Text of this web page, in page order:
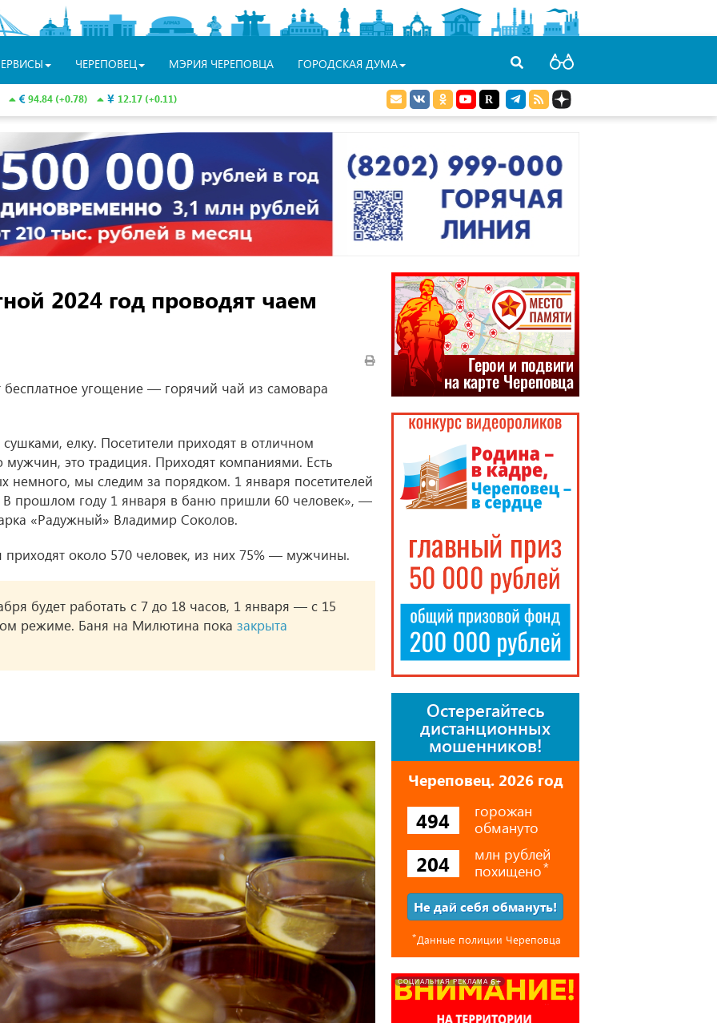
ЧЕРЕПОВЕЦ МЭРИЯ ЧЕРЕПОВЦА ГОРОДСКАЯ ДУМА
94.84 (+0.78) 12.17 (+0.11)
2024 год проводят чаем
бесплатное угощение — горячий чай из самовара
елку. Посетители приходят в отличном
это традиция. Приходят компаниями. Есть
немного, мы следим за порядком. 1 января посетителей
В прошлом году 1 января в баню пришли 60 человек», —
«Радужный» Владимир Соколов.
приходят около 570 человек, из них 75% — мужчины.
будет работать с 7 до 18 часов, 1 января — с 15
режиме. Баня на Милютина пока закрыта
Остерегайтесь
дистанционных
мошенников!
Череповец. 2026 год
494
горожан
обмануто
204
млн рублей
похищено⃰
Не дай себя обмануть!
⃰Данные полиции Череповца
СОЦИАЛЬНАЯ РЕКЛАМА 6+